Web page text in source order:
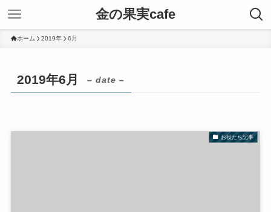
金の果実cafe
ホーム 2019年 6月
2019年6月 – date –
お役たち記事